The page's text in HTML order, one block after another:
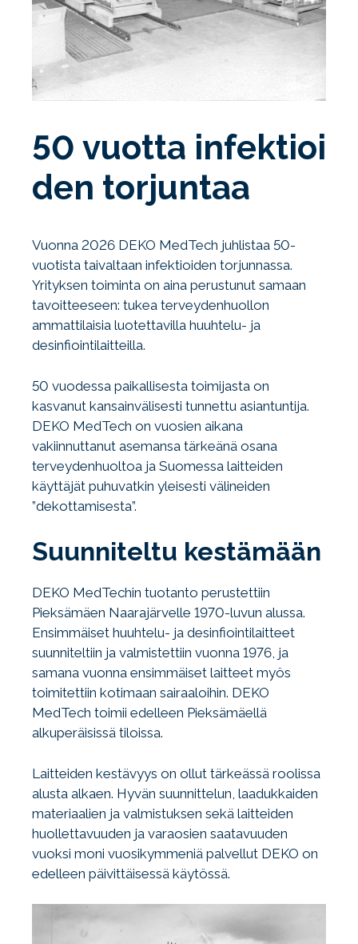
50 vuotta infektioi
den torjuntaa
Vuonna 2026 DEKO MedTech juhlistaa 50-
vuotista taivaltaan infektioiden torjunnassa.
Yrityksen toiminta on aina perustunut samaan
tavoitteeseen: tukea terveydenhuollon
ammattilaisia luotettavilla huuhtelu- ja
desinfiointilaitteilla.
50 vuodessa paikallisesta toimijasta on
kasvanut kansainvälisesti tunnettu asiantuntija.
DEKO MedTech on vuosien aikana
vakiinnuttanut asemansa tärkeänä osana
terveydenhuoltoa ja Suomessa laitteiden
käyttäjät puhuvatkin yleisesti välineiden
”dekottamisesta”.
Suunniteltu kestämään
DEKO MedTechin tuotanto perustettiin
Pieksämäen Naarajärvelle 1970-luvun alussa.
Ensimmäiset huuhtelu- ja desinfiointilaitteet
suunniteltiin ja valmistettiin vuonna 1976, ja
samana vuonna ensimmäiset laitteet myös
toimitettiin kotimaan sairaaloihin. DEKO
MedTech toimii edelleen Pieksämäellä
alkuperäisissä tiloissa.
Laitteiden kestävyys on ollut tärkeässä roolissa
alusta alkaen. Hyvän suunnittelun, laadukkaiden
materiaalien ja valmistuksen sekä laitteiden
huollettavuuden ja varaosien saatavuuden
vuoksi moni vuosikymmeniä palvellut DEKO on
edelleen päivittäisessä käytössä.